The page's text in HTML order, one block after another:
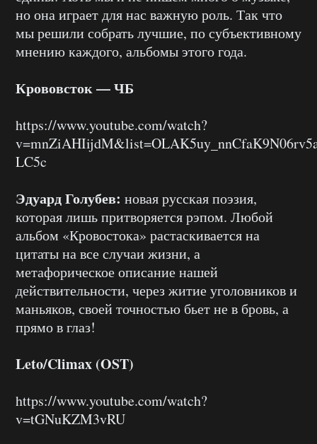
но она играет для нас важную роль. Так что
мы решили собрать лучшие, по субъективному
мнению каждого, альбомы этого года.
Крововсток — ЧБ
https://www.youtube.com/watch?
LC5c
Эдуард Голубев: новая русская поэзия,
которая лишь притворяется рэпом. Любой
альбом «Кровостока» растаскивается на
цитаты на все случаи жизни, а
метафорическое описание нашей
действительности, через житие уголовников и
маньяков, своей точностью бьет не в бровь, а
прямо в глаз!
Leto/Climax (OST)
https://www.youtube.com/watch?
v=tGNuKZM3vRU